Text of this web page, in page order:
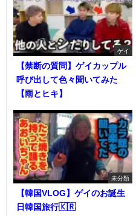
ゲイ
【禁断の質問】ゲイカップル
呼び出して色々聞いてみた
【雨とヒキ】
未分類
【韓国VLOG】ゲイのお誕生
日韓国旅行🇰🇷